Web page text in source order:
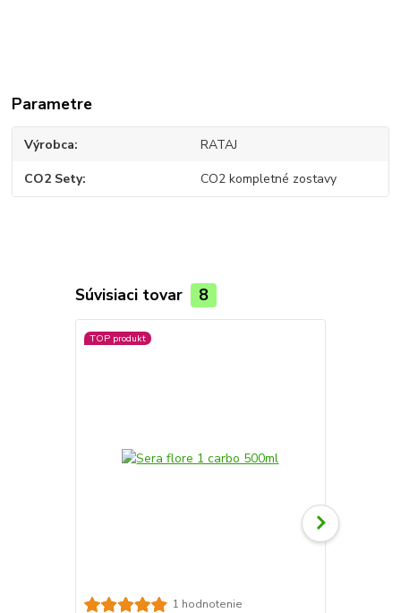
Parametre
Výrobca RATAJ
CO2 Sety CO2 kompletné zostavy
Súvisiaci tovar 8
TOP produkt
1 hodnotenie